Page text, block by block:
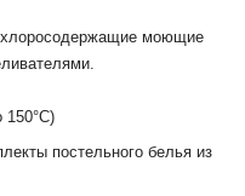
хлоросодержащие моющие
150°С)
постельного белья из